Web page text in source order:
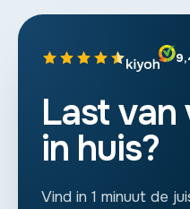
Last
in huis?
Vind in 1 minuut de